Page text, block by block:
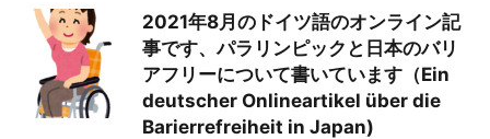
2021年8月のドイツ語のオンライン記
事です、パラリンピックと日本のバリ
アフリーについて書いています（Ein
deutscher Onlineartikel über die
Barierrefreiheit in Japan)